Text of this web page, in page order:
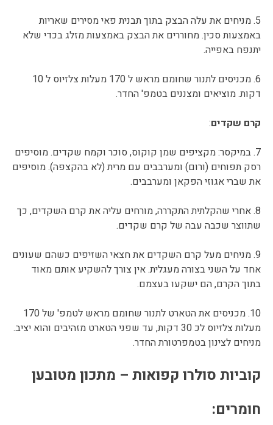
5. מניחים את עלה הבצק בתוך תבנית פאי מסירים שאריות
באמצעות סכין. מחוררים את הבצק באמצעות מזלג בכדי שלא
יתנפח באפייה.
6. מכניסים לתנור שחומם מראש ל 170 מעלות צלזיוס ל 10
דקות. מוציאים ומצננים בטמפ' החדר.
קרם שקדים:
7. במיקסר: מקציפים שמן קוקוס, סוכר וקמח שקדים. מוסיפים
רסק תפוחים (ורום) ומערבבים עם מרית (לא בהקצפה). מוסיפים
את שברי אגוזי הפקאן ומערבבים.
8. אחרי שהקלתית התקררה, מורחים עליה את קרם השקדים, כך
שתווצר שכבה עבה של קרם שקדים.
9. מניחים מעל קרם השקדים את חצאי השזיפים כשהם שעונים
אחד על השני בצורה מעגלית. אין צורך להשקיע אותם מאוד
בתוך הקרם, הם ישקעו בעצמם.
10. מכניסים את הטארט לתנור שחומם מראש לטמפ' של 170
מעלות צלזיוס לכ 30 דקות, עד שפני הטארט מזהיבים והוא יציב.
מניחים לצינון בטמפרטורת החדר.
קוביות סולרו קפואות – מתכון מטובען
חומרים: